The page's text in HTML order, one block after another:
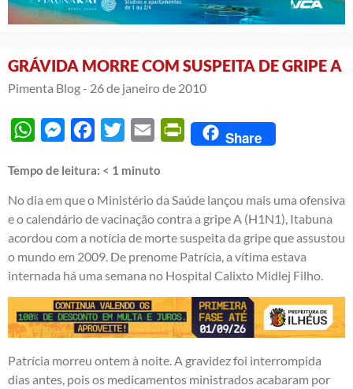
GRÁVIDA MORRE COM SUSPEITA DE GRIPE A
Pimenta Blog - 26 de janeiro de 2010
WhatsAppMessengerFacebook
Twitter Email PrintFriendly
Share
Tempo de leitura: < 1 minuto
No dia em que o Ministério da Saúde lançou mais uma ofensiva
e o calendário de vacinação contra a gripe A (H1N1), Itabuna
acordou com a notícia de morte suspeita da gripe que assustou
o mundo em 2009. De prenome Patrícia, a vítima estava
internada há uma semana no Hospital Calixto Midlej Filho.
Patrícia morreu ontem à noite. A gravidez foi interrompida
dias antes, pois os medicamentos ministrados acabaram por